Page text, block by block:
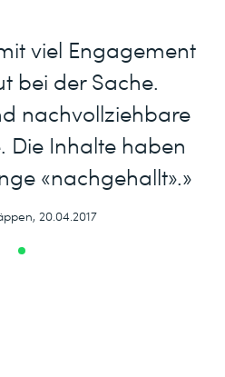
viel Engagement
bei der Sache.
nachvollziehbare
Die Inhalte haben
«nachgehallt».»
20.04.2017